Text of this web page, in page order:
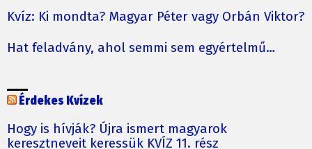
Kvíz: Ki mondta? Magyar Péter vagy Orbán Viktor?
Hat feladvány, ahol semmi sem egyértelmű…
Érdekes Kvízek
Hogy is hívják? Újra ismert magyarok
keresztneveit keressük KVÍZ 11. rész